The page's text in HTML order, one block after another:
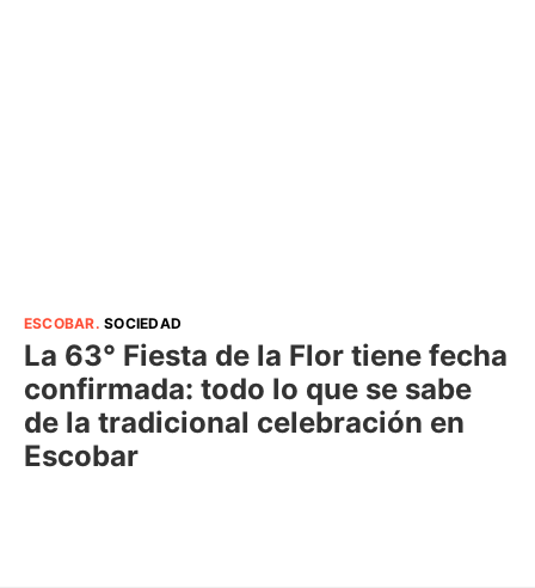
ESCOBAR.SOCIEDAD
La 63° Fiesta de la Flor tiene fecha
confirmada: todo lo que se sabe
de la tradicional celebración en
Escobar